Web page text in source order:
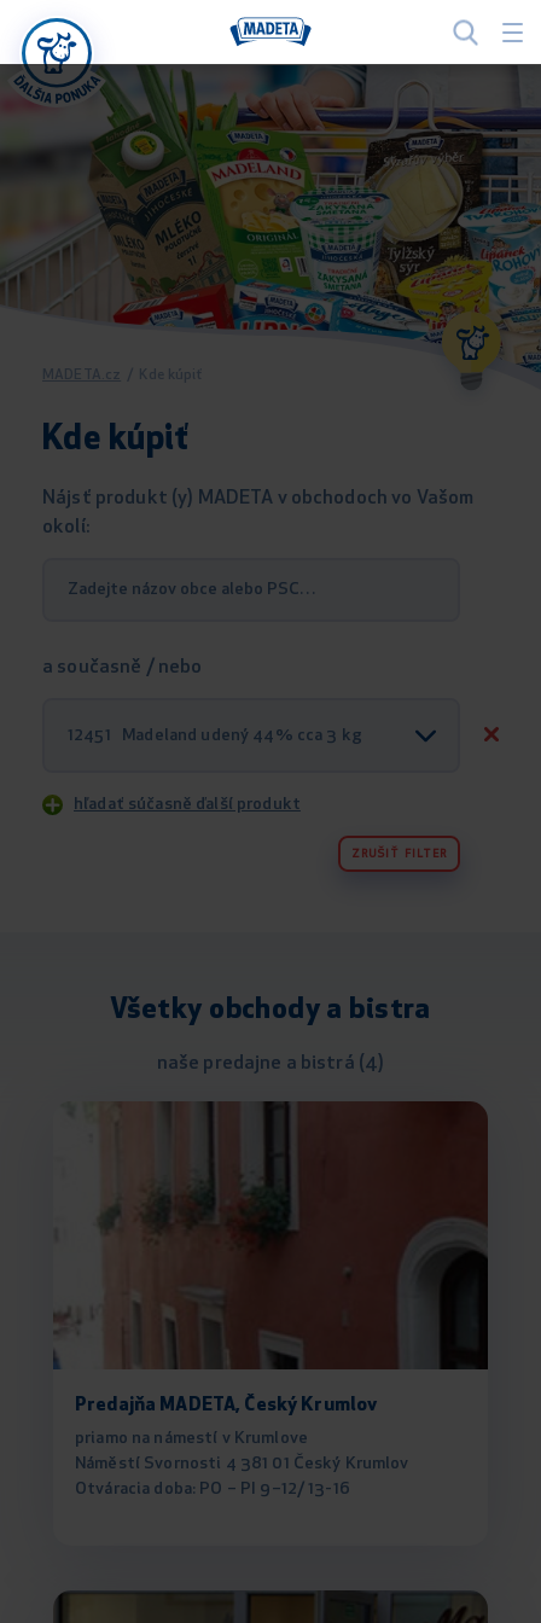
MADETA.cz / Kde kúpiť
Kde kúpiť
Nájsť produkt (y) MADETA v obchodoch vo Vašom
okolí:
a současně / nebo
12451 Madeland udený 44% cca 3 kg
hľadať súčasně ďalší produkt
ZRUŠIŤ FILTER
Všetky obchody a bistra
naše predajne a bistrá (4)
Predajňa MADETA, Český Krumlov
priamo na námestí v Krumlove
Náměstí Svornosti 4 381 01 Český Krumlov
Otváracia doba: PO – PI 9–12/ 13-16